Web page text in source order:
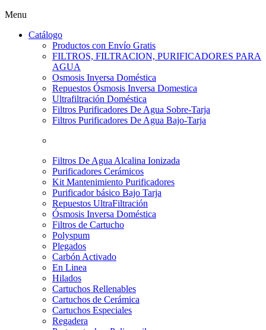
Menu
Catálogo
Productos con Envío Gratis
FILTROS, FILTRACION, PURIFICADORES PARA
AGUA
Osmosis Inversa Doméstica
Repuestos Ósmosis Inversa Domestica
Ultrafiltración Doméstica
Filtros Purificadores De Agua Sobre-Tarja
Filtros Purificadores De Agua Bajo-Tarja
Filtros De Agua Alcalina Ionizada
Purificadores Cerámicos
Kit Mantenimiento Purificadores
Purificador básico Bajo Tarja
Repuestos UltraFiltración
Ósmosis Inversa Doméstica
Filtros de Cartucho
Polyspum
Plegados
Carbón Activado
En Linea
Hilados
Cartuchos Rellenables
Cartuchos de Cerámica
Cartuchos Especiales
Regadera